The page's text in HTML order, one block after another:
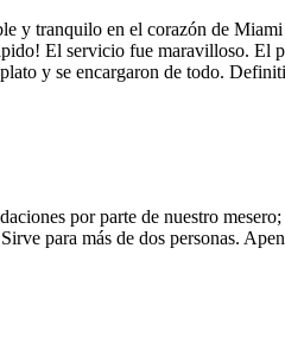
y tranquilo en el corazón de
El servicio fue maravilloso. El
y se encargaron de todo.
por parte de nuestro
para más de dos personas.